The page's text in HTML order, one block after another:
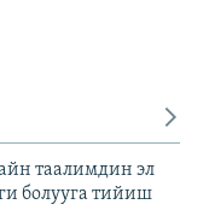
таалимдин эл
болууга тийиш